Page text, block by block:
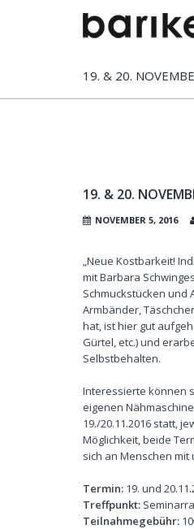
19. & 20.
19. & 20.
NOVEMBER 5, 2016
„Neue Kostbarkeit!
mit Barbara
Schmuckstücken und
Armbänder,
hat, ist hier gut
Gürtel, etc.) und
Selbstbehalten.
Interessierte können
eigenen
19./20.11.2016 statt,
Möglichkeit, beide
sich an Menschen
Termin: 19. und
Treffpunkt:
Teilnahmegebühr: